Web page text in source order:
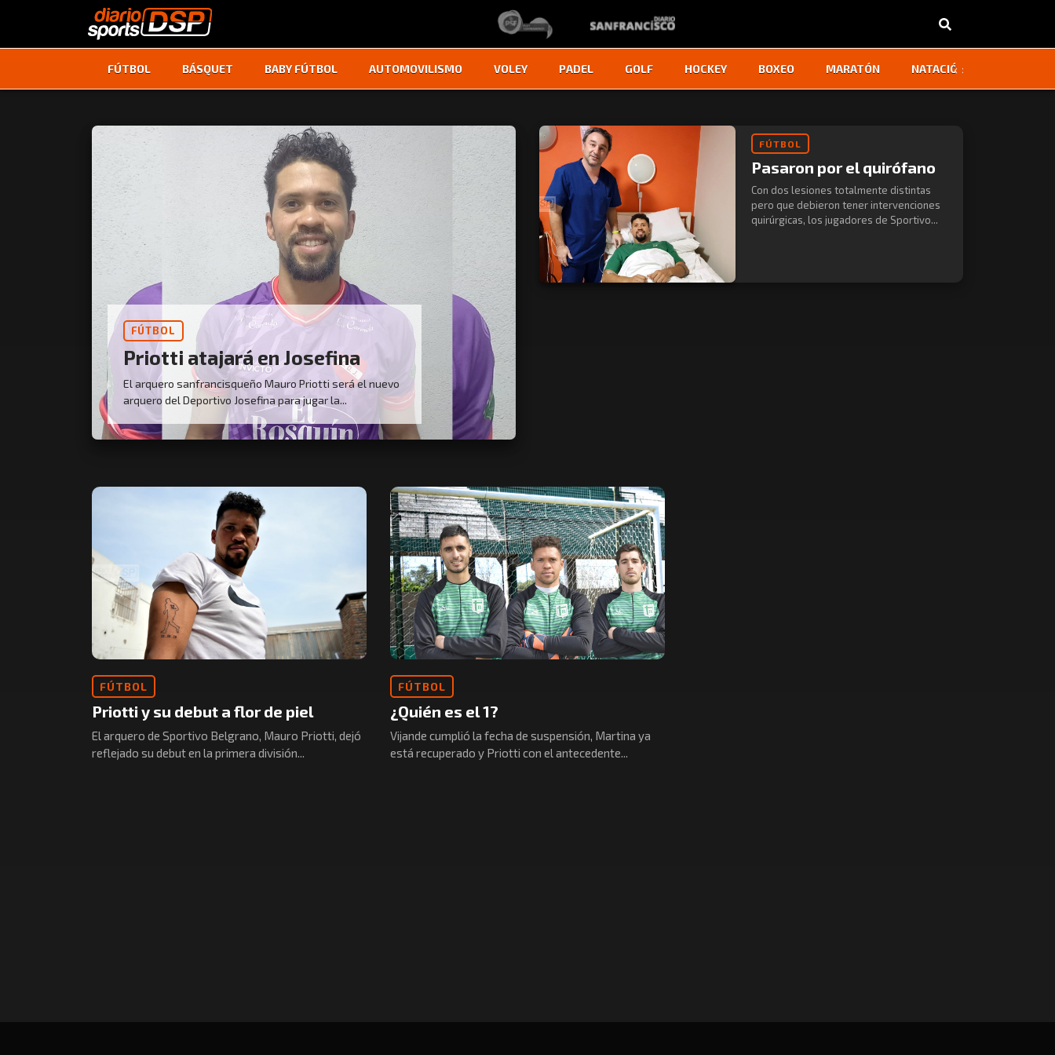
FÚTBOL BÁSQUET BABY FÚTBOL AUTOMOVILISMO VOLEY PADEL GOLF HOCKEY BOXEO MARATÓN NATACIÓN
‹ ›
FÚTBOL
Priotti atajará en Josefina
El arquero sanfrancisqueño Mauro Priotti será el nuevo
arquero del Deportivo Josefina para jugar la...
FÚTBOL
Pasaron por el quirófano
Con dos lesiones totalmente distintas
pero que debieron tener intervenciones
quirúrgicas, los jugadores de Sportivo...
FÚTBOL
Priotti y su debut a flor de piel
El arquero de Sportivo Belgrano, Mauro Priotti, dejó
reflejado su debut en la primera división...
FÚTBOL
¿Quién es el 1?
Vijande cumplió la fecha de suspensión, Martina ya
está recuperado y Priotti con el antecedente...